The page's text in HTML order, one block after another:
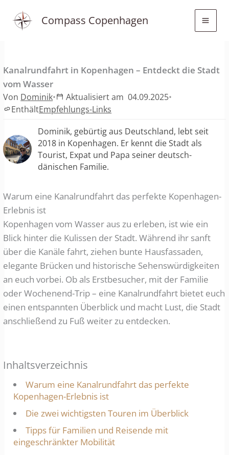
Inhalt
springen
Compass Copenhagen
Kanalrundfahrt in Kopenhagen – Entdeckt die Stadt
vom Wasser
Von Dominik• Aktualisiert am 04.09.2025•
EnthältEmpfehlungs-Links
Dominik, gebürtig aus Deutschland, lebt seit
2018 in Kopenhagen. Er kennt die Stadt als
Tourist, Expat und Papa seiner deutsch-
dänischen Familie.
Warum eine Kanalrundfahrt das perfekte Kopenhagen-
Erlebnis ist
Kopenhagen vom Wasser aus zu erleben, ist wie ein
Blick hinter die Kulissen der Stadt. Während ihr sanft
über die Kanäle fahrt, ziehen bunte Hausfassaden,
elegante Brücken und historische Sehenswürdigkeiten
an euch vorbei. Ob als Erstbesucher, mit der Familie
oder Wochenend-Trip – eine Kanalrundfahrt bietet euch
einen entspannten Überblick und macht Lust, die Stadt
anschließend zu Fuß weiter zu entdecken.
Inhaltsverzeichnis
Warum eine Kanalrundfahrt das perfekte
Kopenhagen-Erlebnis ist
Die zwei wichtigsten Touren im Überblick
Tipps für Familien und Reisende mit
eingeschränkter Mobilität